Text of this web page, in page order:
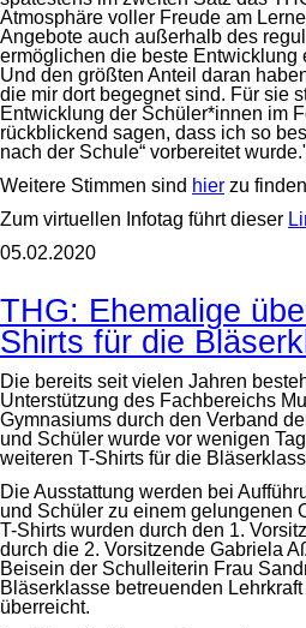
Atmosphäre voller Freude am
Angebote auch außerhalb des
ermöglichen die beste Entwicklung
Und den größten Anteil daran
die mir dort begegnet sind. Für sie
Entwicklung der Schüler*innen im
rückblickend sagen, dass ich so
nach der Schule“ vorbereitet
Weitere Stimmen sind hier zu
Zum virtuellen Infotag führt dieser
05.02.2020
THG: Ehemalige
Shirts für die
Die bereits seit vielen Jahren
Unterstützung des Fachbereichs
Gymnasiums durch den Verband
und Schüler wurde vor wenigen
weiteren T-Shirts für die
Die Ausstattung werden bei
und Schüler zu einem gelungenen
T-Shirts wurden durch den 1.
durch die 2. Vorsitzende Gabriela
Beisein der Schulleiterin Frau
Bläserklasse betreuenden
überreicht.